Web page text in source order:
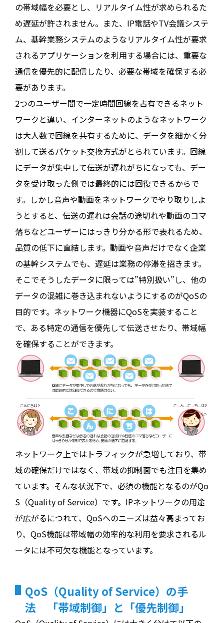
の帯域幅を必要とし、リアルタイム性が求められるた
め遅延が許されません。また、IP電話やTV会議システ
ム、基幹業務システムのようなリアルタイム性が要求
されるアプリケーションを利用する場合には、重要な
通信を優先的に配信したり、必要な帯域を確保する必
要があります。
2つのユーザー間で一定時間回線を占有できるネット
ワークと違い、インターネットのようなネットワーク
は大人数で回線を共有するために、データを細かく分
割して送るパケット交換方式がとられています。回線
にデータが集中して伝送が遅れがちになっても、デー
タを受け取った側では最終的には回復できるからで
す。しかし音声や動画をネットワークでやり取りしよ
うとすると、伝送の遅れは会話の途切れや動画のコマ
落ちなどユーザーにはっきり分かる形で表れるため、
品質の低下に直結します。動画や音声だけでなく企業
の基幹システムでも、遅延は業務の停滞を招きます。
そこでそうしたデータに限っては”特別扱い”し、他の
データの混雑に巻き込まれないようにするのがQoSの
目的です。ネットワーク機器にQoSを実装すること
で、ある特定の通信を優先して伝送させたり、帯域幅
を確保することができます。
ネットワーク上ではトラフィックが急増しており、帯
域の確保だけではなく、帯域の抑制面でも注目を集め
ています。そんな状況下で、必須の機能となるのがQo
S（Quality of Service）です。IPネットワークの用途
が広がるにつれて、QoSへのニーズは益々高まってお
り、QoS機能は帯域幅の効率的な利用を要求されるル
ータには不可欠な機能となっています。
QoS（Quality of Service）の手
法 「帯域制御」と「優先制御」